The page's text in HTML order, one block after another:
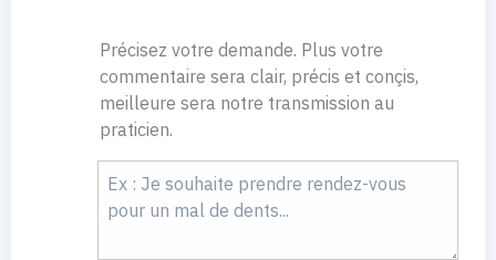
Précisez votre demande. Plus votre
commentaire sera clair, précis et conçis,
meilleure sera notre transmission au
praticien.